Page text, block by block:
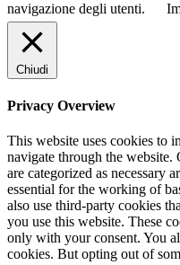
navigazione degli utenti.
Chiudi
Privacy Overview
This website uses cookies to
navigate through the website.
are categorized as necessary
essential for the working of
also use third-party cookies
you use this website. These
only with your consent. You
cookies. But opting out of